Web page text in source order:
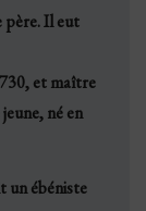
père. Il eut
et maître
né en
un ébéniste